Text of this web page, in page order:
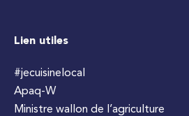
Lien utiles
#jecuisinelocal
Apaq-W
Ministre wallon de l’agriculture